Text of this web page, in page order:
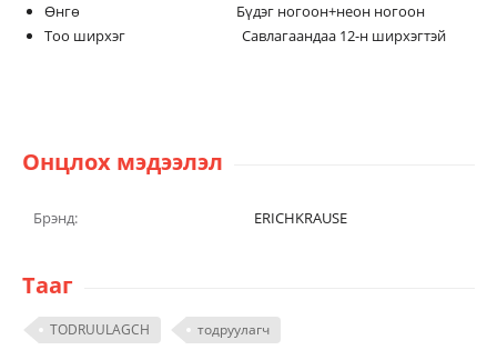
Өнгө Бүдэг ногоон+неон ногоон
Тоо ширхэг Савлагаандаа 12-н ширхэгтэй
Онцлох мэдээлэл
Брэнд: ERICHKRAUSE
Тааг
TODRUULAGCH тодруулагч